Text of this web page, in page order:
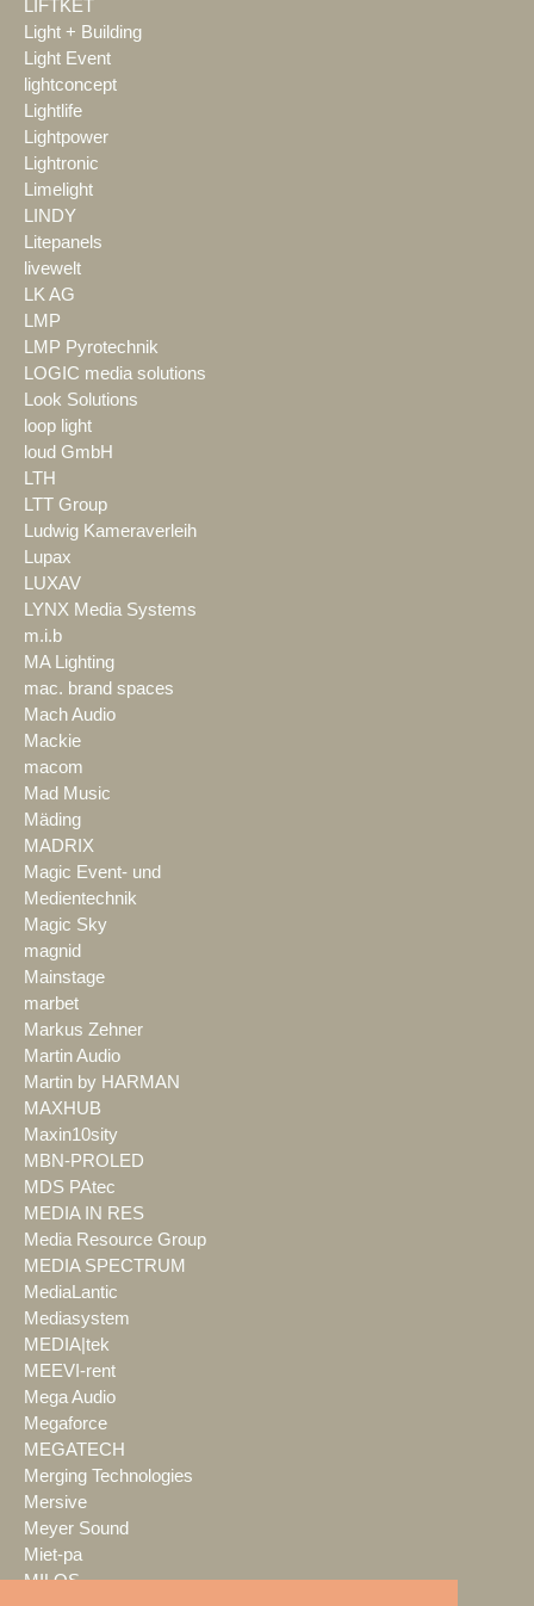
LIFTKET
Light + Building
Light Event
lightconcept
Lightlife
Lightpower
Lightronic
Limelight
LINDY
Litepanels
livewelt
LK AG
LMP
LMP Pyrotechnik
LOGIC media solutions
Look Solutions
loop light
loud GmbH
LTH
LTT Group
Ludwig Kameraverleih
Lupax
LUXAV
LYNX Media Systems
m.i.b
MA Lighting
mac. brand spaces
Mach Audio
Mackie
macom
Mad Music
Mäding
MADRIX
Magic Event- und
Medientechnik
Magic Sky
magnid
Mainstage
marbet
Markus Zehner
Martin Audio
Martin by HARMAN
MAXHUB
Maxin10sity
MBN-PROLED
MDS PAtec
MEDIA IN RES
Media Resource Group
MEDIA SPECTRUM
MediaLantic
Mediasystem
MEDIA|tek
MEEVI-rent
Mega Audio
Megaforce
MEGATECH
Merging Technologies
Mersive
Meyer Sound
Miet-pa
MILOS